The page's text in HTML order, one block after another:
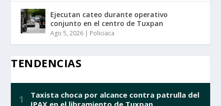
Ejecutan cateo durante operativo
conjunto en el centro de Tuxpan
Ago 5, 2026 | Policiaca
TENDENCIAS